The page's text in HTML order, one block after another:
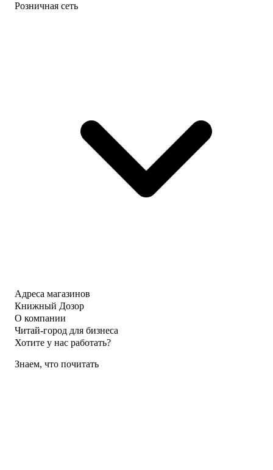
Розничная сеть
Адреса магазинов
Книжный Дозор
О компании
Читай-город для бизнеса
Хотите у нас работать?
Знаем, что почитать